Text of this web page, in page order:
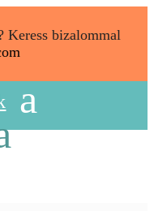
Keress bizalommal